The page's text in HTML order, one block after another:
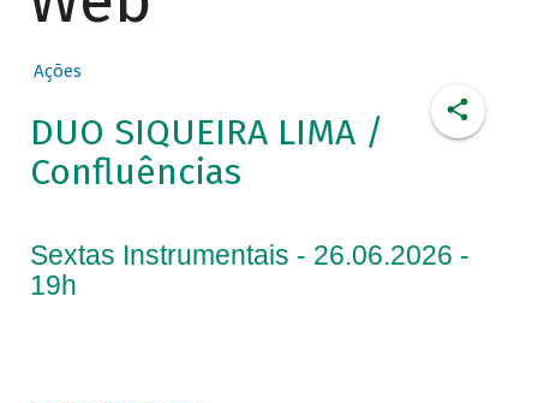
Ações
DUO SIQUEIRA LIMA /
Confluências
Sextas Instrumentais - 26.06.2026 -
19h